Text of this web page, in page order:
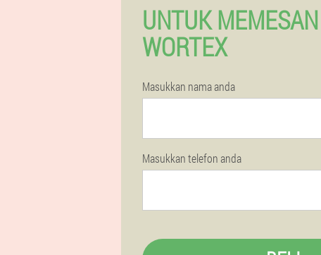
UNTUK
WORTEX
Masukkan nama anda
Masukkan telefon anda